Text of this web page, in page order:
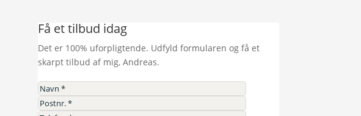
Få et tilbud idag
Det er 100% uforpligtende. Udfyld formularen og få et
skarpt tilbud af mig, Andreas.